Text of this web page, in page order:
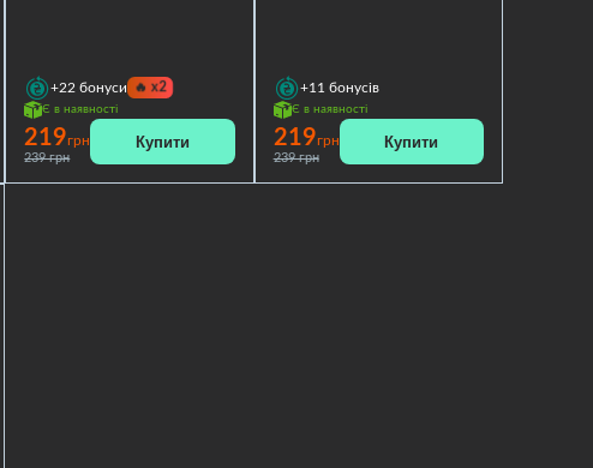
+22 бонуси 🔥x2
Є в наявності
219грн
239 грн
Купити
+11 бонусів
Є в наявності
219грн
239 грн
Купити